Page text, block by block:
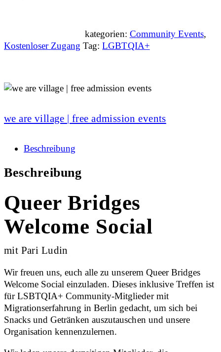
kategorien: Community Events,
Kostenloser Zugang Tag: LGBTQIA+
we are village | free admission events
Beschreibung
Beschreibung
Queer Bridges
Welcome Social
mit Pari Ludin
Wir freuen uns, euch alle zu unserem Queer Bridges
Welcome Social einzuladen. Dieses inklusive Treffen ist
für LSBTQIA+ Community-Mitglieder mit
Migrationserfahrung in Berlin gedacht, um sich bei
Snacks und Getränken auszutauschen und unsere
Organisation kennenzulernen.